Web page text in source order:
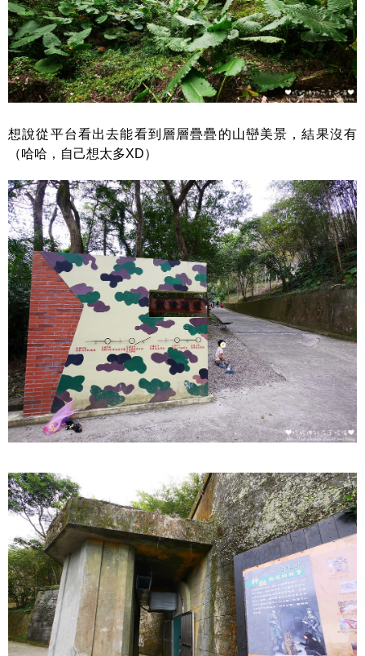
想說從平台看出去能看到層層疊疊的山巒美景，結果沒有
（哈哈，自己想太多XD）